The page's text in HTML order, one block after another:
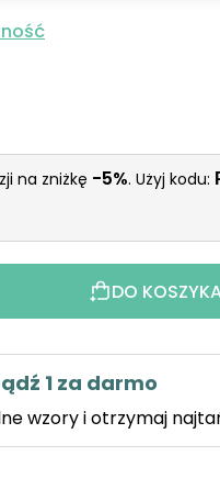
na zniżkę -5%. Użyj kodu:
DO
1 za darmo
wzory i otrzymaj